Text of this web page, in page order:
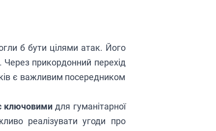
б бути цілями атак. Його
. Через прикордонний перехід
є важливим посередником
ключовими для гуманітарної
реалізувати угоди про